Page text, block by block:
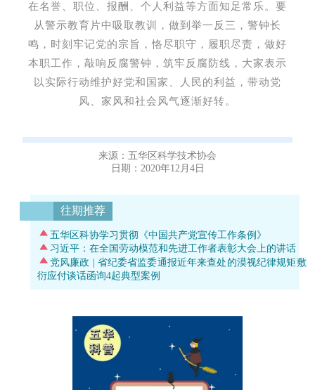
在名誉、职位、报酬、个人利益等方面知足常乐。要
从警示教育片中吸取教训，做到举一反三，警钟长
鸣，时刻牢记党的宗旨，恪尽职守，履职尽责，做好
本职工作，敲响反腐警钟，筑牢反腐防线，大家表示
以实际行动维护好党和国家、人民的利益，带动党
风、家风和社会风气逐渐好转。
来源：五华区科学技术协会
日期：2020年12月4日
往期推荐
五华区科协学习贯彻《中国共产党宣传工作条例》
习近平：在全国劳动模范和先进工作者表彰大会上的讲话
党风廉政 | 省纪委省监委通报近年来查处的漠视纪律规矩敷
衍应付谈话函询4起典型案例